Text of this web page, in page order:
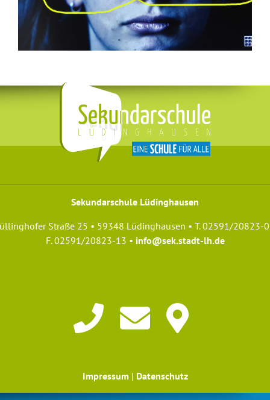
Webinar gegen
Sekundarschule Lüdinghausen
Straße 25 • 59348 Lüdinghausen • T. 02591/20823-0
F. 02591/20823-13 • info@sek.stadt-lh.de
Impressum | Datenschutz